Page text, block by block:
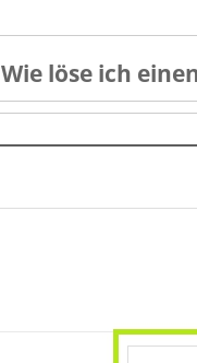
Wie löse ich